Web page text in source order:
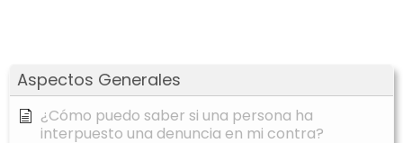
Aspectos Generales
¿Cómo puedo saber si una persona ha
interpuesto una denuncia en mi contra?